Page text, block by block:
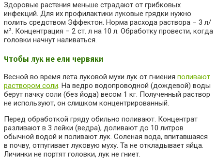
Здоровые растения меньше страдают от грибковых
инфекций. Для их профилактики луковые грядки нужно
полить средством Эффектон. Норма расхода раствора – 3 л/
м². Концентрация – 2 ст. л на 10 л. Обработку провести, когда
головки начнут наливаться.
Чтобы лук не ели червяки
Весной во время лета луковой мухи лук от гниения поливают
раствором соли . На ведро водопроводной (дождевой) воды
берут пачку соли (без йода) весом 1 кг. Полученный раствор
не используют, он слишком концентрированный.
Перед обработкой гряду обильно поливают. Концентрат
разливают в 3 лейки (ведра), доливают до 10 литров
обычной водой и поливают лук. Соленая вода, впитавшаяся
в почву, отпугивает луковую муху. Та не откладывает яйца.
Личинки не портят головки, лук не гниет.